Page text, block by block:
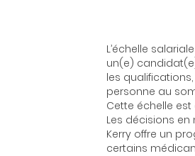
L’échelle
un(e)
les
personne au
Cette échelle
Les décisions
Kerry offre un
certains